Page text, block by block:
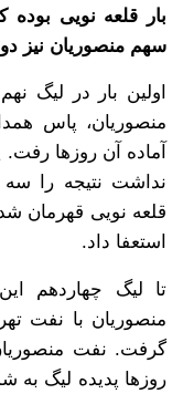
بار قلعه نویی بوده
سهم منصوریان نیز دو
اولین بار در لیگ
منصوریان، پاس
آماده آن روزها
نداشت نتیجه را سه
قلعه نویی قهرمان
استعفا داد.
تا لیگ چهاردهم
منصوریان با نفت
گرفت. نفت
روزها پدیده لیگ